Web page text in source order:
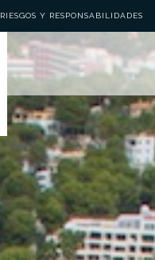
Y RESPONSABILIDADES